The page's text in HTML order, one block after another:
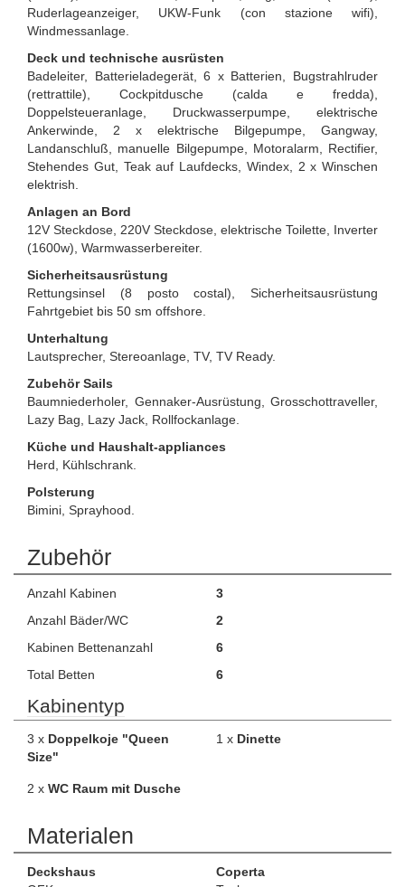
Ruderlageanzeiger, UKW-Funk (con stazione wifi),
Windmessanlage.
Deck und technische ausrüsten
Badeleiter, Batterieladegerät, 6 x Batterien, Bugstrahlruder
(rettrattile), Cockpitdusche (calda e fredda),
Doppelsteueranlage, Druckwasserpumpe, elektrische
Ankerwinde, 2 x elektrische Bilgepumpe, Gangway,
Landanschluß, manuelle Bilgepumpe, Motoralarm, Rectifier,
Stehendes Gut, Teak auf Laufdecks, Windex, 2 x Winschen
elektrish.
Anlagen an Bord
12V Steckdose, 220V Steckdose, elektrische Toilette, Inverter
(1600w), Warmwasserbereiter.
Sicherheitsausrüstung
Rettungsinsel (8 posto costal), Sicherheitsausrüstung
Fahrtgebiet bis 50 sm offshore.
Unterhaltung
Lautsprecher, Stereoanlage, TV, TV Ready.
Zubehör Sails
Baumniederholer, Gennaker-Ausrüstung, Grosschottraveller,
Lazy Bag, Lazy Jack, Rollfockanlage.
Küche und Haushalt-appliances
Herd, Kühlschrank.
Polsterung
Bimini, Sprayhood.
Zubehör
Anzahl Kabinen
3
Anzahl Bäder/WC
2
Kabinen Bettenanzahl
6
Total Betten
6
Kabinentyp
3 x Doppelkoje "Queen
Size"
1 x Dinette
2 x WC Raum mit Dusche
Materialen
Deckshaus
Coperta